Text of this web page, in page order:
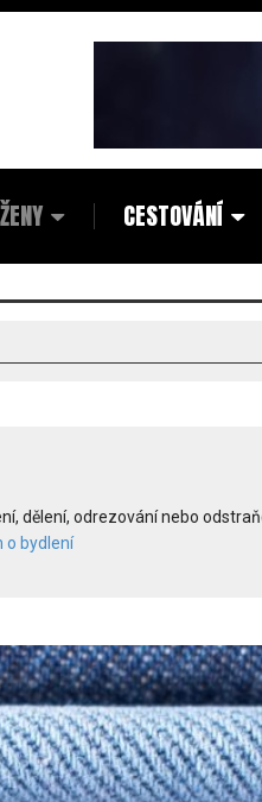
CESTOVÁNÍ
dělení, odrezování nebo
o bydlení